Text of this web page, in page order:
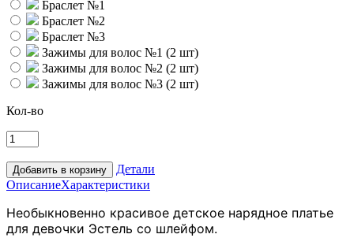
Браслет №1
Браслет №2
Браслет №3
Зажимы для волос №1 (2 шт)
Зажимы для волос №2 (2 шт)
Зажимы для волос №3 (2 шт)
Кол-во
Детали
ОписаниеХарактеристики
Необыкновенно красивое детское нарядное платье
для девочки Эстель со шлейфом.